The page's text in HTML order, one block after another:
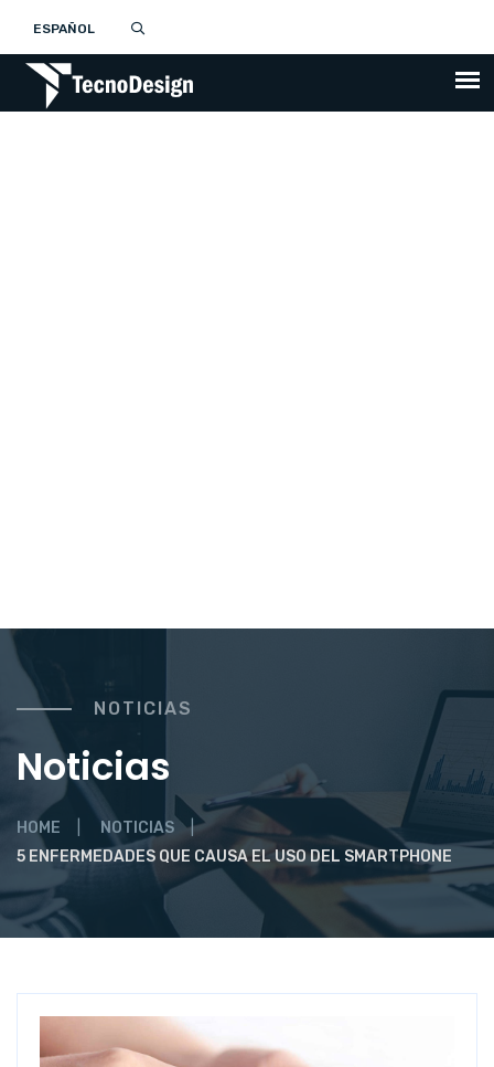
ESPAÑOL
NOTICIAS
Noticias
HOME
NOTICIAS
5 ENFERMEDADES QUE CAUSA EL USO DEL SMARTPHONE